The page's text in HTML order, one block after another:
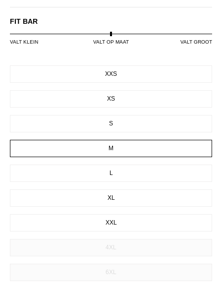
FIT BAR
VALT KLEIN VALT OP MAAT VALT GROOT
XXS
XS
S
M
L
XL
XXL
4XL
6XL